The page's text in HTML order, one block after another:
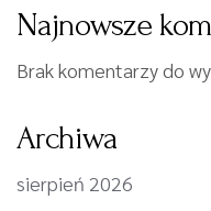
Najnowsze
Brak komentarzy do
Archiwa
sierpień 2026